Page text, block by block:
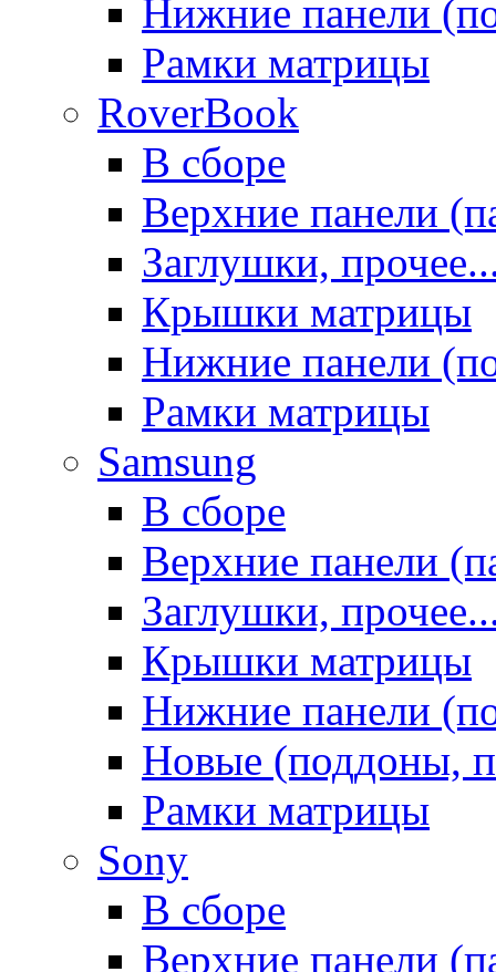
Нижние панели
Рамки матрицы
RoverBook
В сборе
Верхние панели
Заглушки,
Крышки матрицы
Нижние панели
Рамки матрицы
Samsung
В сборе
Верхние панели
Заглушки,
Крышки матрицы
Нижние панели
Новые (поддоны,
Рамки матрицы
Sony
В сборе
Верхние панели